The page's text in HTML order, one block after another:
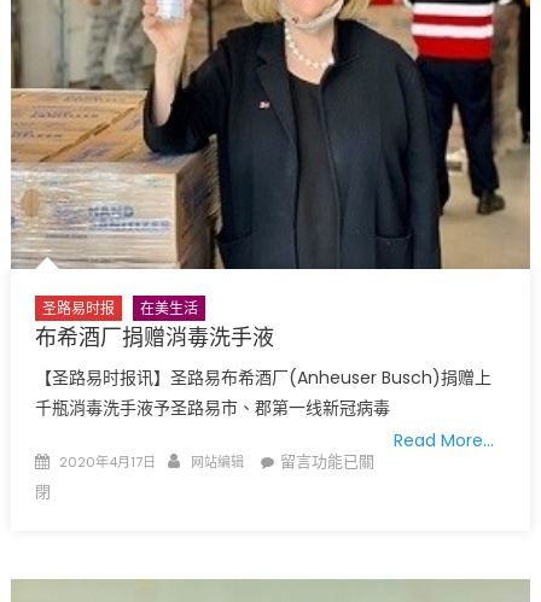
政
府
减
薪
裁
员
薪
假〉
圣路易时报 在美生活
布希酒厂捐赠消毒洗手液
【圣路易时报讯】圣路易布希酒厂(Anheuser Busch)捐赠上
千瓶消毒洗手液予圣路易市、郡第一线新冠病毒
Read More…
Posted
2020年4月17日 Author
网站编辑
在
留言功能已關
閉